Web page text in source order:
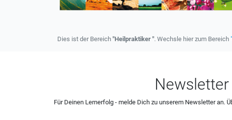
Dies ist der Bereich "Heilpraktiker ". Wechsle hier zum Bereich
Newsletter
Für Deinen Lernerfolg - melde Dich zu unserem Newsletter an.